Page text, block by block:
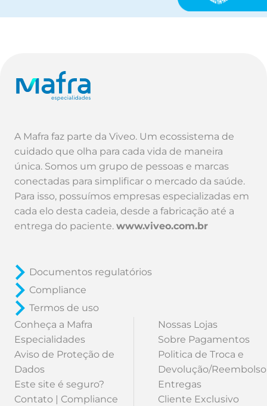
A Mafra faz parte da Viveo. Um ecossistema de
cuidado que olha para cada vida de maneira
única. Somos um grupo de pessoas e marcas
conectadas para simplificar o mercado da saúde.
Para isso, possuímos empresas especializadas em
cada elo desta cadeia, desde a fabricação até a
entrega do paciente.www.viveo.com.br
Documentos regulatórios
Compliance
Termos de uso
Conheça a Mafra
Especialidades
Aviso de Proteção de
Dados
Este site é seguro?
Contato | Compliance
Nossas Lojas
Sobre Pagamentos
Politica de Troca e
Devolução/Reembolso
Entregas
Cliente Exclusivo